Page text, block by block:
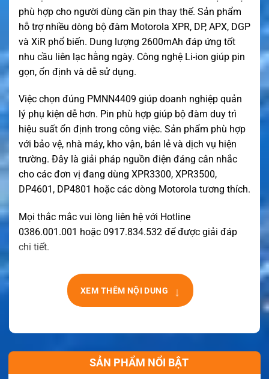
phù hợp cho người dùng cần pin thay thế. Sản phẩm
hỗ trợ nhiều dòng bộ đàm Motorola XPR, DP, APX, DGP
và XiR phổ biến. Dung lượng 2600mAh đáp ứng tốt
nhu cầu liên lạc hằng ngày. Công nghệ Li-ion giúp pin
gọn, ổn định và dễ sử dụng.
Việc chọn đúng PMNN4409 giúp doanh nghiệp quản
lý phụ kiện dễ hơn. Pin phù hợp giúp bộ đàm duy trì
hiệu suất ổn định trong công việc. Sản phẩm phù hợp
với bảo vệ, nhà máy, kho vận, bán lẻ và dịch vụ hiện
trường. Đây là giải pháp nguồn điện đáng cân nhắc
cho các đơn vị đang dùng XPR3300, XPR3500,
DP4601, DP4801 hoặc các dòng Motorola tương thích.
Mọi thắc mắc vui lòng liên hệ với Hotline
0386.001.001 hoặc 0917.834.532 để được giải đáp
chi tiết.
XEM THÊM NỘI DUNG ↓
SẢN PHẨM NỔI BẬT